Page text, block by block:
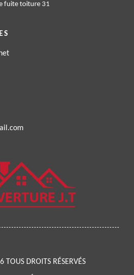
fuite toiture 31
DROITS RÉSERVÉS